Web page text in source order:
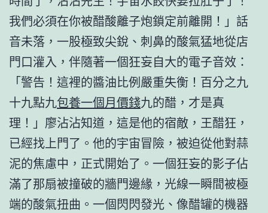
我們必須在你被醋酸離子炮鎖定前離開！」話
音未落，一股極致尖銳、刺鼻的酸氣猛地從店
門口灌入，伴隨著一個狂妄自大的電子音效：
「警告！這裡的醬油比例嚴重失衡！百分之九
十九點九包養一個月價錢九的醋，才是真
理！」廖沾沾知道，這是他的宿敵，王醋狂，
已經找上門了。他的宇宙冒險，被迫從他對蒜
泥的焦慮中，正式開始了。一個狂妄的影子佔
滿了那扇被撞破的牆門邊緣，光線一瞬間被極
端的酸氣扭曲。一個閃閃發光、像醋罐的機器